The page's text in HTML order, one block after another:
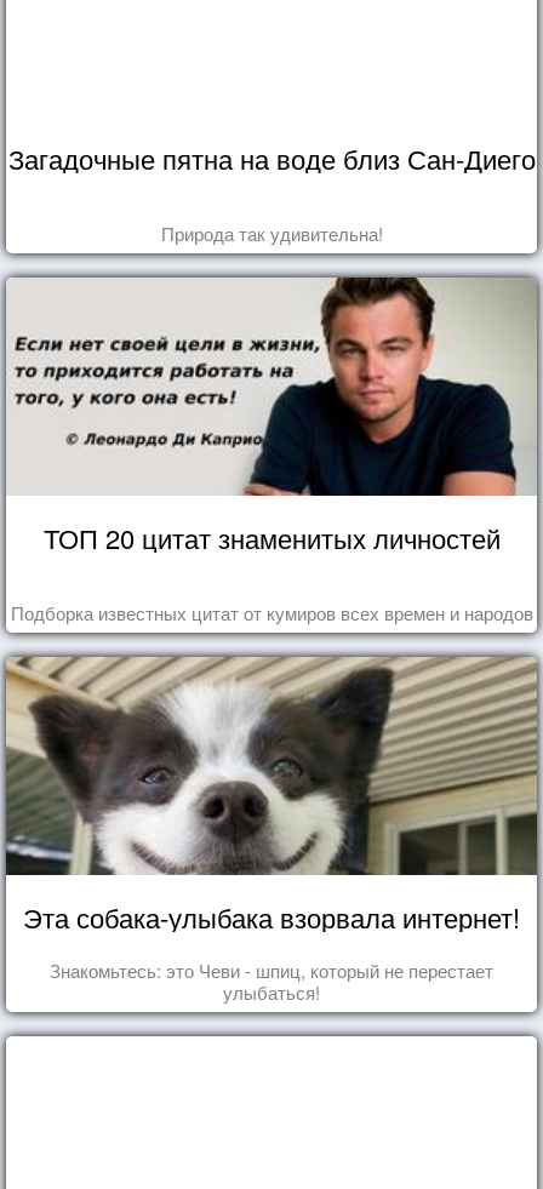
Загадочные пятна на воде близ Сан-Диего
Природа так удивительна!
ТОП 20 цитат знаменитых личностей
Подборка известных цитат от кумиров всех времен и народов
Эта собака-улыбака взорвала интернет!
Знакомьтесь: это Чеви - шпиц, который не перестает
улыбаться!